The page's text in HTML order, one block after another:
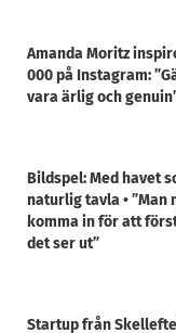
Amanda Moritz
000 på Instagram:
vara ärlig och
Bildspel: Med havet
naturlig tavla • ”Man
komma in för att
det ser ut”
Startup från